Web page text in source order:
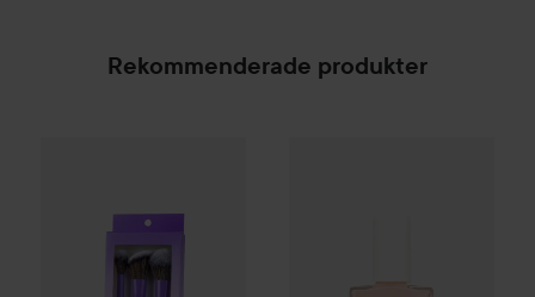
Rekommenderade produkter